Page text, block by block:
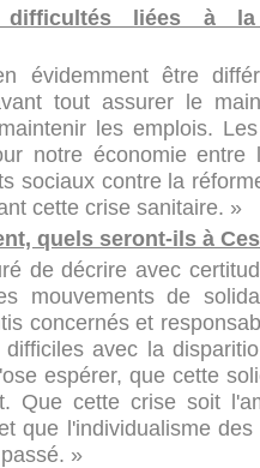
difficul­tés liées à
évi­demment être
tout assurer le
les emplois.
notre économie entre
sociaux contre la
cette crise sanitaire. »
quels seront-ils à
de décrire avec
mouve­ments de
concernés et
avec la
espé­rer, que cette
Que cette crise soit
que l'individualisme
»